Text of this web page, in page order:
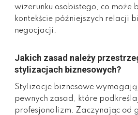
wizerunku osobistego, co może
kontekście późniejszych relacji
negocjacji.
Jakich zasad należy
stylizacjach biznesowych?
Stylizacje biznesowe
pewnych zasad, które
profesjonalizm. Zaczynając od